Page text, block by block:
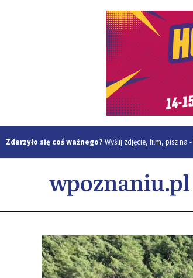
Zdarzyło się coś ważnego? Wyślij zdjęcie, film, pisz na -